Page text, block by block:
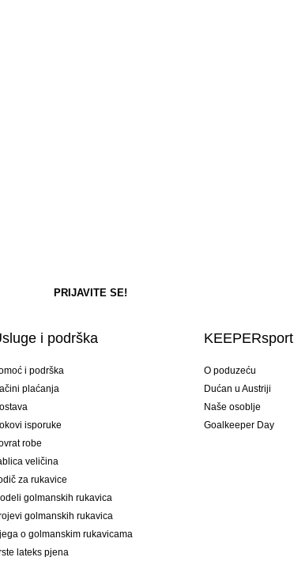
i podrška
i podrška
plaćanja
isporuke
robe
veličina
za rukavice
golmanskih rukavica
golmanskih rukavica
o golmanskim rukavicama
lateks pjena
KEEPERsport
O poduzeću
Dućan u Austriji
Naše osoblje
Goalkeeper Day